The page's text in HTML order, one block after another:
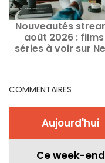
Nouveautés
août 2026 :
séries à voir sur
COMMENTAIRES
Aujourd'hui
Ce week-end